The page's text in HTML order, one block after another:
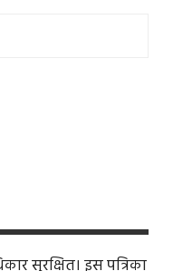
सुरक्षित। इस पत्रिका